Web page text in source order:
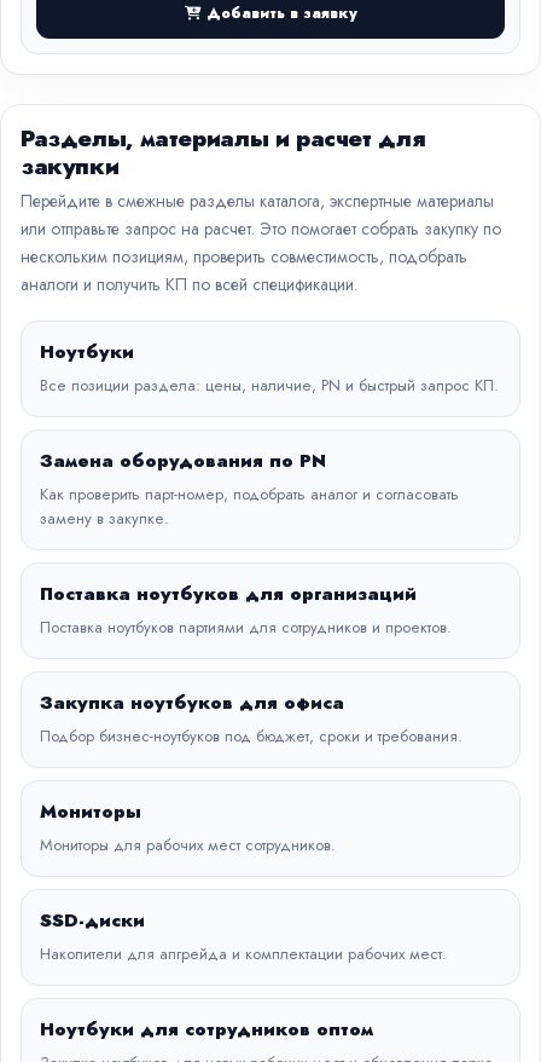
Добавить в заявку
Разделы, материалы и расчет для
закупки
Перейдите в смежные разделы каталога, экспертные материалы
или отправьте запрос на расчет. Это помогает собрать закупку по
нескольким позициям, проверить совместимость, подобрать
аналоги и получить КП по всей спецификации.
Ноутбуки
Все позиции раздела: цены, наличие, PN и быстрый запрос КП.
Замена оборудования по PN
Как проверить парт-номер, подобрать аналог и согласовать
замену в закупке.
Поставка ноутбуков для организаций
Поставка ноутбуков партиями для сотрудников и проектов.
Закупка ноутбуков для офиса
Подбор бизнес-ноутбуков под бюджет, сроки и требования.
Мониторы
Мониторы для рабочих мест сотрудников.
SSD-диски
Накопители для апгрейда и комплектации рабочих мест.
Ноутбуки для сотрудников оптом